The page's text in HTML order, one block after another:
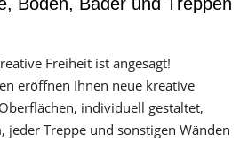
Freiheit ist angesagt!
eröffnen Ihnen neue kreative
individuell gestaltet,
jeder Treppe und sonstigen Wänden